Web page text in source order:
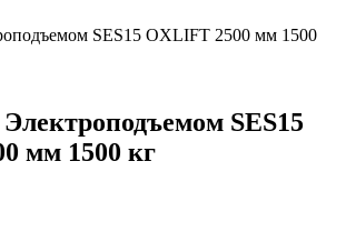
SES15 OXLIFT 2500 мм 1500
SES15
мм 1500 кг